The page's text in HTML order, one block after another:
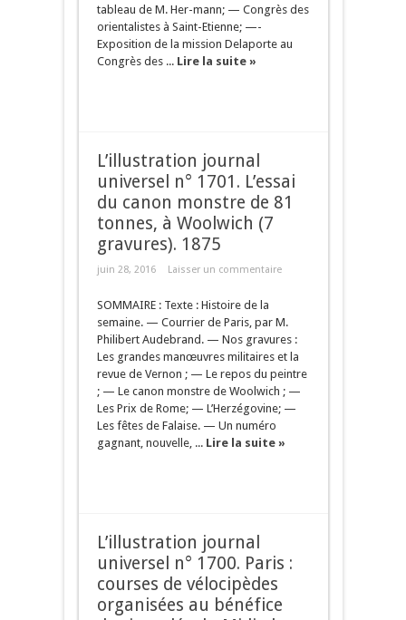
tableau de M. Her-mann; — Congrès des
orientalistes à Saint-Etienne; —-
Exposition de la mission Delaporte au
Congrès des ... Lire la suite »
L’illustration journal
universel n° 1701. L’essai
du canon monstre de 81
tonnes, à Woolwich (7
gravures). 1875
juin 28, 2016 Laisser un commentaire
SOMMAIRE : Texte : Histoire de la
semaine. — Courrier de Paris, par M.
Philibert Audebrand. — Nos gravures :
Les grandes manœuvres militaires et la
revue de Vernon ; — Le repos du peintre
; — Le canon monstre de Woolwich ; —
Les Prix de Rome; — L’Herzégovine; —
Les fêtes de Falaise. — Un numéro
gagnant, nouvelle, ... Lire la suite »
L’illustration journal
universel n° 1700. Paris :
courses de vélocipèdes
organisées au bénéfice